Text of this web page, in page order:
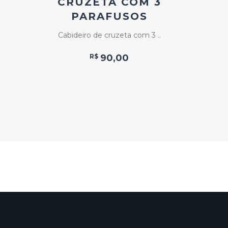
PARAFUSOS
Cabideiro de cruzeta com 3 ..
R$ 90,00